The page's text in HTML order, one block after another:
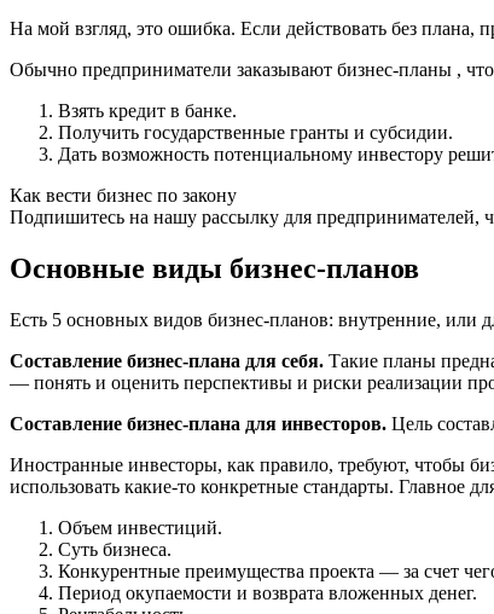
На мой взгляд, это ошибка. Если действовать без плана,
Обычно предприниматели заказывают бизнес-планы ,
Взять кредит в банке.
Получить государственные гранты и субсидии.
Дать возможность потенциальному инвестору
Как вести бизнес по закону
Подпишитесь на нашу рассылку для предпринимателей,
Основные виды бизнес-планов
Есть 5 основных видов бизнес-планов: внутренние, или
Составление бизнес-плана для себя. Такие планы
— понять и оценить перспективы и риски реализации
Составление бизнес-плана для инвесторов. Цель
Иностранные инвесторы, как правило, требуют, чтобы
использовать какие-то конкретные стандарты. Главное
Объем инвестиций.
Суть бизнеса.
Конкурентные преимущества проекта — за счет
Период окупаемости и возврата вложенных денег.